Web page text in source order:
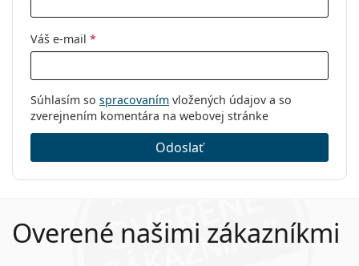
Váš e-mail *
Súhlasím so spracovaním vložených údajov a so
zverejnením komentára na webovej stránke
Odoslať
Overené našimi zákazníkmi